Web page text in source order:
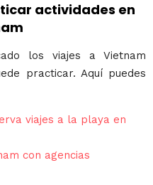
actividades en
los viajes a Vietnam
practicar. Aquí puedes
viajes a la playa en
con agencias